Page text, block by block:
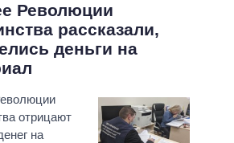
Революции
рассказали,
деньги на
отрицают
на